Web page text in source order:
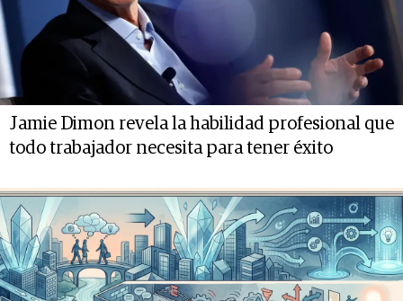
Jamie Dimon revela la habilidad profesional que
todo trabajador necesita para tener éxito